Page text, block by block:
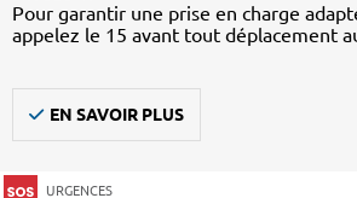
Pour garantir une prise en charge
appelez le 15 avant tout déplacement
EN SAVOIR PLUS
URGENCES